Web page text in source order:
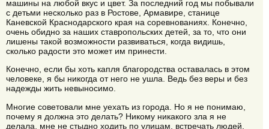
машины на любой вкус и цвет. За последний год мы побывали
с детьми несколько раз в Ростове, Армавире, станице
Каневской Краснодарского края на соревнованиях. Конечно,
очень обидно за наших ставропольских детей, за то, что они
лишены такой возможности развиваться, когда видишь,
сколько радости это может им принести.
Конечно, если бы хоть капля благородства оставалась в этом
человеке, я бы никогда от него не ушла. Ведь без веры и без
надежды жить невыносимо.
Многие советовали мне уехать из города. Но я не понимаю,
почему я должна это делать? Никому никакого зла я не
делала, мне не стыдно ходить по улицам, встречать людей,